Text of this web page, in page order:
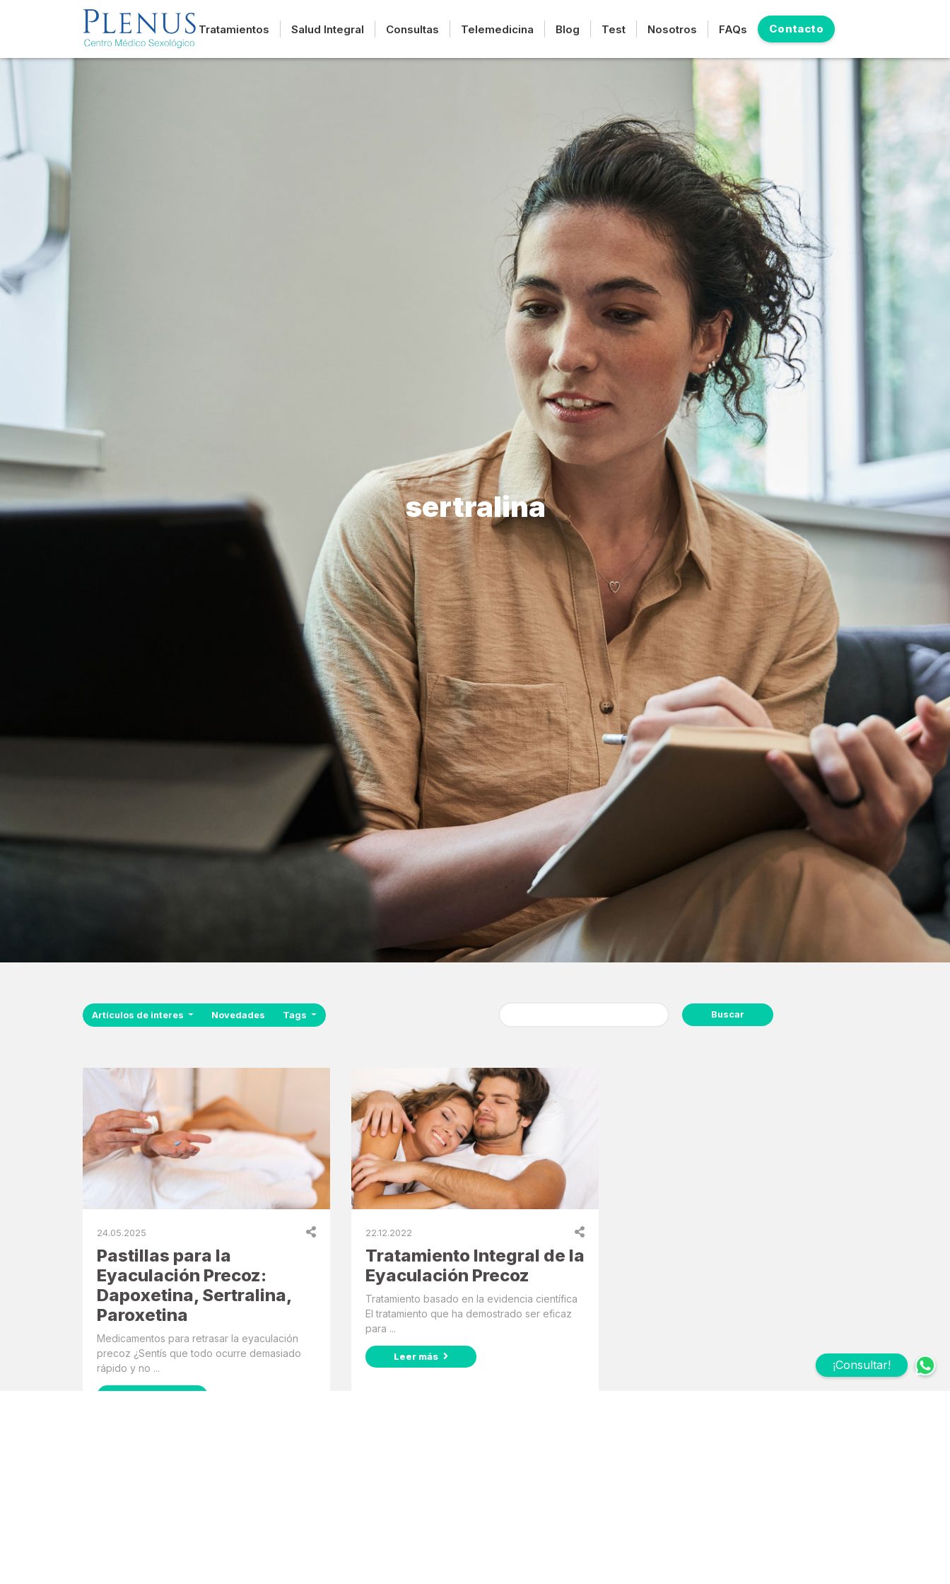
Tratamientos Salud Integral Consultas Telemedicina Blog Test Nosotros FAQs Contacto
sertralina
Artículos de interes Novedades Tags
Buscar:
24.05.2025
Pastillas para la
Eyaculación Precoz:
Dapoxetina, Sertralina,
Paroxetina
Medicamentos para retrasar la eyaculación
precoz ¿Sentís que todo ocurre demasiado
rápido y no ...
22.12.2022
Tratamiento Integral de la
Eyaculación Precoz
Tratamiento basado en la evidencia científica
El tratamiento que ha demostrado ser eficaz
para ...
Leer más
¡Consultar!